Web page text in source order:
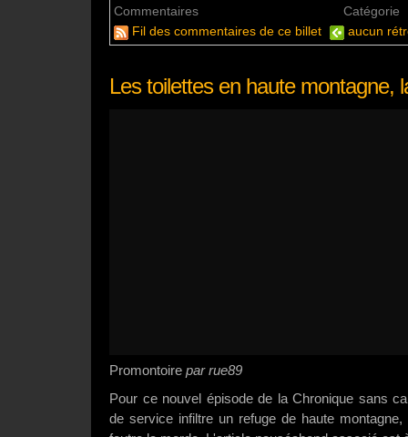
Commentaires
Catégorie
Fil des commentaires de ce billet
aucun
Les toilettes en haute montagne,
Promontoire par rue89
Pour ce nouvel épisode de la Chronique sans
de service infiltre un refuge de haute montagne,